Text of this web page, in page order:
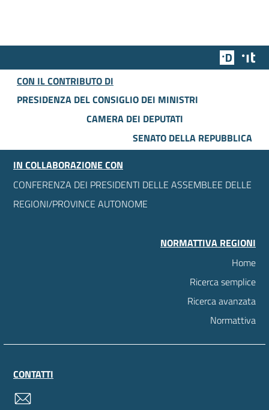
Team
CON IL CONTRIBUTO DI
PRESIDENZA DEL CONSIGLIO DEI MINISTRI
CAMERA DEI DEPUTATI
SENATO DELLA REPUBBLICA
IN COLLABORAZIONE CON
CONFERENZA DEI PRESIDENTI DELLE ASSEMBLEE DELLE
REGIONI/PROVINCE AUTONOME
NORMATTIVA REGIONI
Home
Ricerca semplice
Ricerca avanzata
Normattiva
CONTATTI